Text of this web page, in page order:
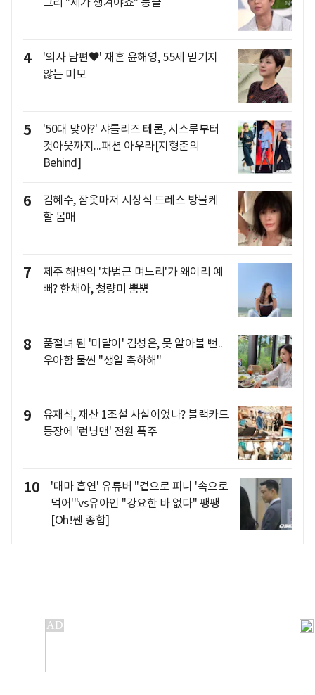
4
'의사 남편♥' 재혼 윤해영, 55세 믿기지
않는 미모
5
'50대 맞아?' 샤를리즈 테론, 시스루부터
컷아웃까지...패션 아우라[지형준의
Behind]
6
김혜수, 잠옷마저 시상식 드레스 방불케
할 몸매
7
제주 해변의 '차범근 며느리'가 왜이리 예
뻐? 한채아, 청량미 뿜뿜
8
품절녀 된 '미달이' 김성은, 못 알아볼 뻔..
우아함 물씬 "생일 축하해"
9
유재석, 재산 1조설 사실이었나? 블랙카드
등장에 '런닝맨' 전원 폭주
10
'대마 흡연' 유튜버 "겉으로 피니 '속으로
먹어'"vs유아인 "강요한 바 없다" 팽팽
[Oh!쎈 종합]